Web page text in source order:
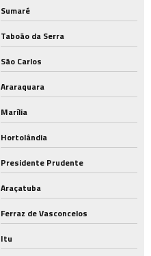
Sumaré
Taboão da Serra
São Carlos
Araraquara
Marília
Hortolândia
Presidente Prudente
Araçatuba
Ferraz de Vasconcelos
Itu